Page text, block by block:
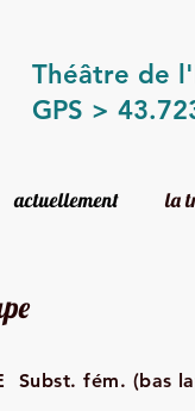
Théâtre de
GPS >
actuellement la
Subst. fém. (bas